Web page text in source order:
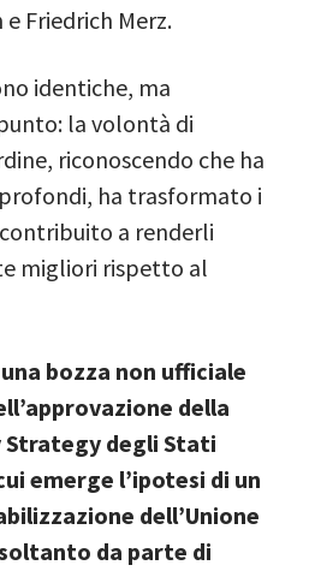
Friedrich Merz.
identiche, ma
la volontà di
riconoscendo che ha
ha trasformato i
a renderli
migliori rispetto al
bozza non ufficiale
della
degli Stati
emerge l’ipotesi di un
dell’Unione
da parte di